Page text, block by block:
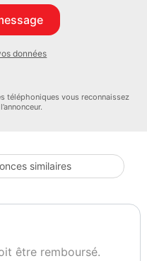
données
téléphoniques vous reconnaissez
similaires
être remboursé.